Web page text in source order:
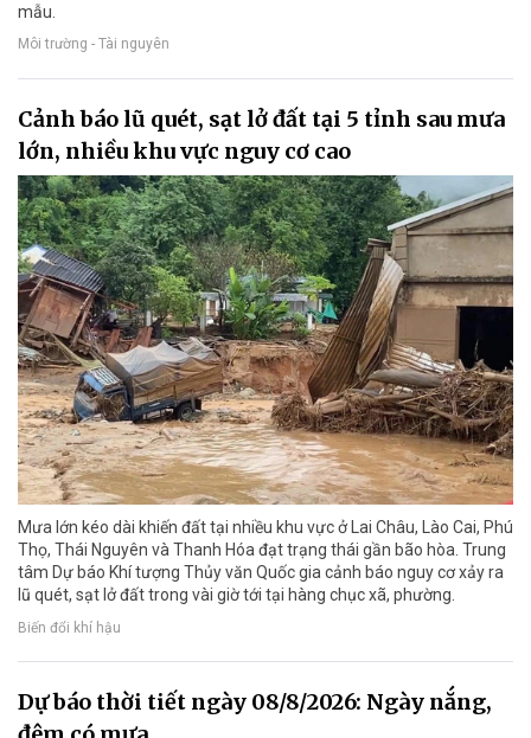
mẫu.
Môi trường - Tài nguyên
Cảnh báo lũ quét, sạt lở đất tại 5 tỉnh sau mưa
lớn, nhiều khu vực nguy cơ cao
Mưa lớn kéo dài khiến đất tại nhiều khu vực ở Lai Châu, Lào Cai, Phú
Thọ, Thái Nguyên và Thanh Hóa đạt trạng thái gần bão hòa. Trung
tâm Dự báo Khí tượng Thủy văn Quốc gia cảnh báo nguy cơ xảy ra
lũ quét, sạt lở đất trong vài giờ tới tại hàng chục xã, phường.
Biến đổi khí hậu
Dự báo thời tiết ngày 08/8/2026: Ngày nắng,